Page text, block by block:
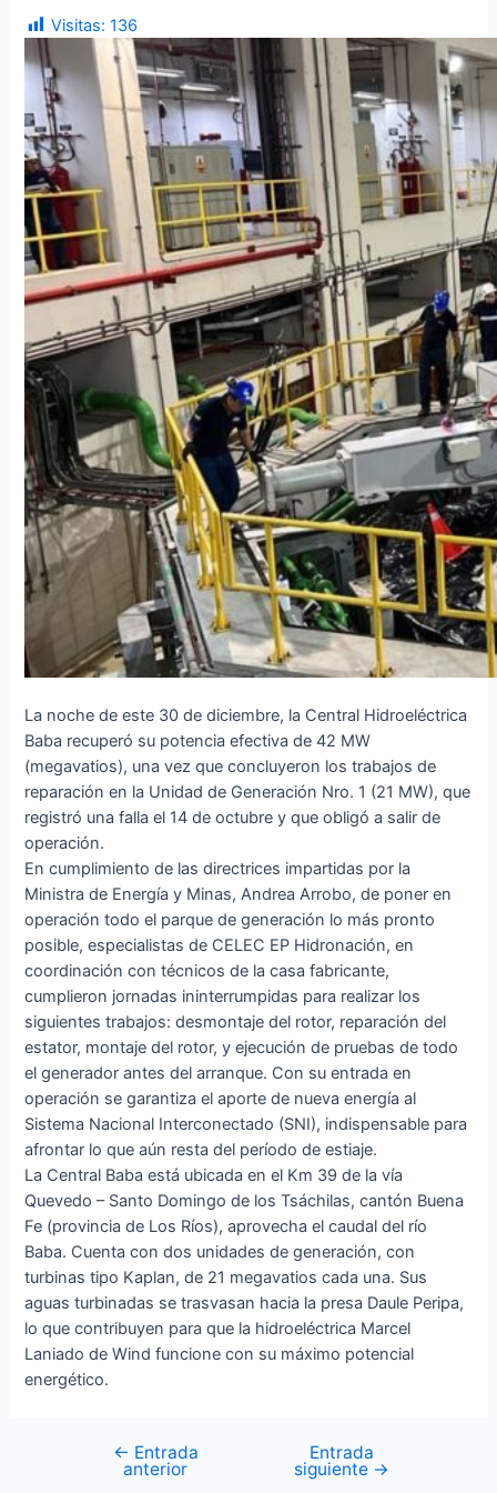
Visitas: 136
La noche de este 30 de diciembre, la Central Hidroeléctrica
Baba recuperó su potencia efectiva de 42 MW
(megavatios), una vez que concluyeron los trabajos de
reparación en la Unidad de Generación Nro. 1 (21 MW), que
registró una falla el 14 de octubre y que obligó a salir de
operación.
En cumplimiento de las directrices impartidas por la
Ministra de Energía y Minas, Andrea Arrobo, de poner en
operación todo el parque de generación lo más pronto
posible, especialistas de CELEC EP Hidronación, en
coordinación con técnicos de la casa fabricante,
cumplieron jornadas ininterrumpidas para realizar los
siguientes trabajos: desmontaje del rotor, reparación del
estator, montaje del rotor, y ejecución de pruebas de todo
el generador antes del arranque. Con su entrada en
operación se garantiza el aporte de nueva energía al
Sistema Nacional Interconectado (SNI), indispensable para
afrontar lo que aún resta del período de estiaje.
La Central Baba está ubicada en el Km 39 de la vía
Quevedo – Santo Domingo de los Tsáchilas, cantón Buena
Fe (provincia de Los Ríos), aprovecha el caudal del río
Baba. Cuenta con dos unidades de generación, con
turbinas tipo Kaplan, de 21 megavatios cada una. Sus
aguas turbinadas se trasvasan hacia la presa Daule Peripa,
lo que contribuyen para que la hidroeléctrica Marcel
Laniado de Wind funcione con su máximo potencial
energético.
← Entrada
anterior
Entrada
siguiente →